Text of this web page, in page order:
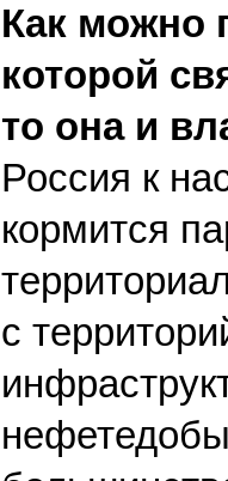
Как можно
которой
то она и
Россия к
кормится
с